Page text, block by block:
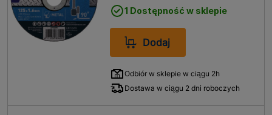
1 Dostępność w sklepie
Dodaj
Odbiór w sklepie w ciągu 2h
Dostawa w ciągu 2 dni roboczych